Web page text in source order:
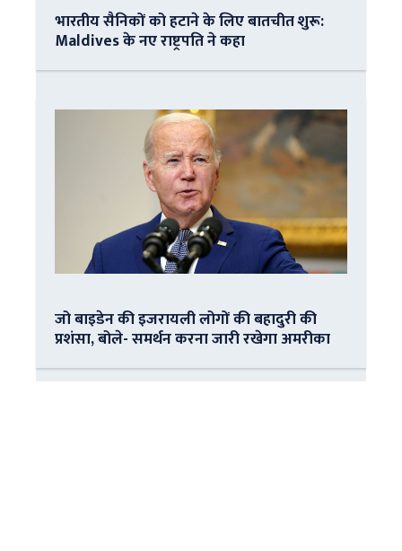
भारतीय सैनिकों को हटाने के लिए बातचीत शुरू:
Maldives के नए राष्ट्रपति ने कहा
जो बाइडेन की इजरायली लोगों की बहादुरी की
प्रशंसा, बोले- समर्थन करना जारी रखेगा अमरीका